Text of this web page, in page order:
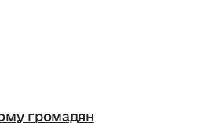
громадян